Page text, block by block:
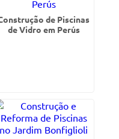
de Piscinas
de Vidro em Perús